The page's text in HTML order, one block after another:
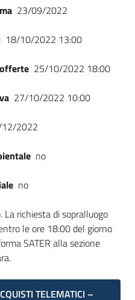
23/09/2022
18/10/2022 13:00
25/10/2022 18:00
27/10/2022 10:00
2022
no
no
La richiesta di sopralluogo
le ore 18:00 del giorno
SATER alla sezione
TELEMATICI –